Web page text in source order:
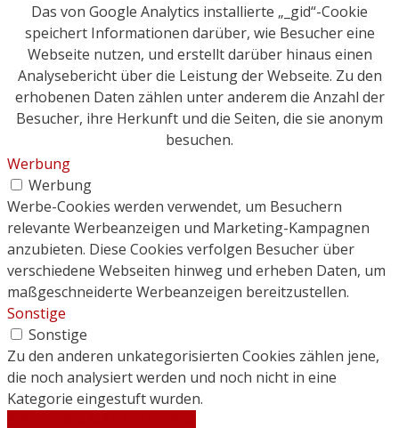
Das von Google Analytics installierte „_gid“-Cookie
speichert Informationen darüber, wie Besucher eine
Webseite nutzen, und erstellt darüber hinaus einen
Analysebericht über die Leistung der Webseite. Zu den
erhobenen Daten zählen unter anderem die Anzahl der
Besucher, ihre Herkunft und die Seiten, die sie anonym
besuchen.
Werbung
Werbung
Werbe-Cookies werden verwendet, um Besuchern
relevante Werbeanzeigen und Marketing-Kampagnen
anzubieten. Diese Cookies verfolgen Besucher über
verschiedene Webseiten hinweg und erheben Daten, um
maßgeschneiderte Werbeanzeigen bereitzustellen.
Sonstige
Sonstige
Zu den anderen unkategorisierten Cookies zählen jene,
die noch analysiert werden und noch nicht in eine
Kategorie eingestuft wurden.